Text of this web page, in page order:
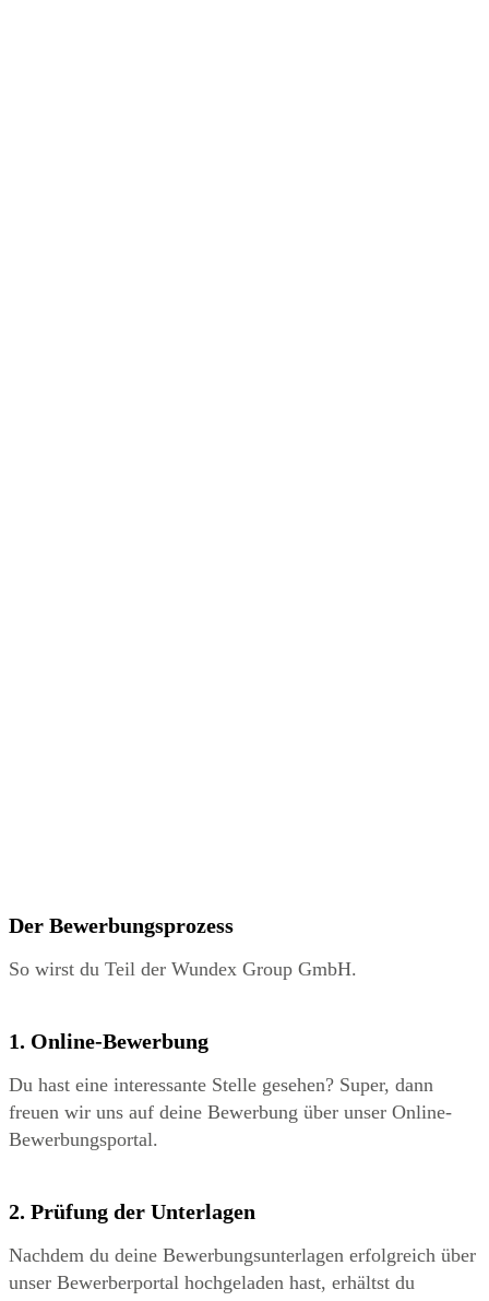
Der Bewerbungsprozess
So wirst du Teil der Wundex Group GmbH.
1. Online-Bewerbung
Du hast eine interessante Stelle gesehen? Super, dann
freuen wir uns auf deine Bewerbung über unser Online-
Bewerbungsportal.
2. Prüfung der Unterlagen
Nachdem du deine Bewerbungsunterlagen erfolgreich über
unser Bewerberportal hochgeladen hast, erhältst du